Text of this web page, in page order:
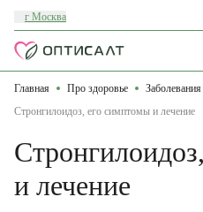
г Москва
О
Главная Про здоровье
Заболевания
Стронгилоидоз, его симптомы и лечение
и лечение